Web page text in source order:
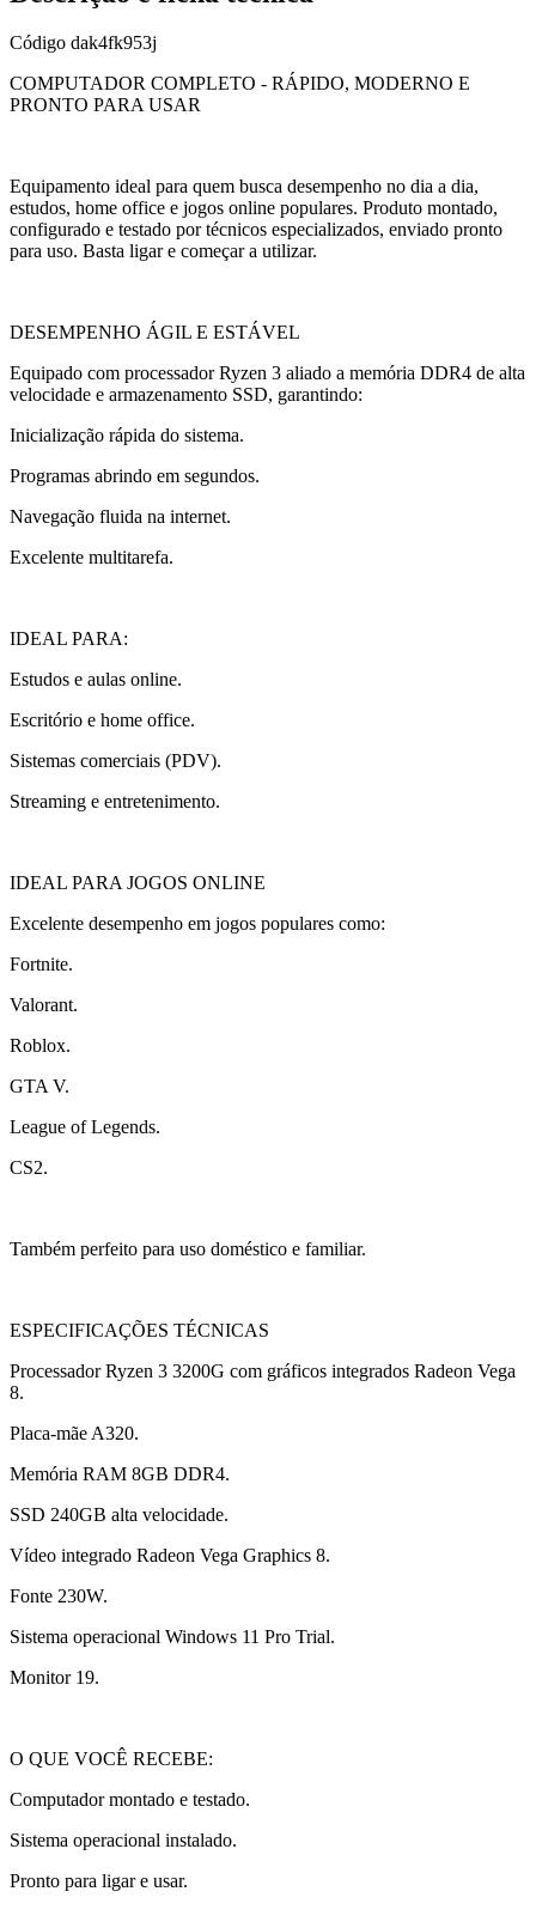
Código dak4fk953j
COMPUTADOR COMPLETO - RÁPIDO, MODERNO E
PRONTO PARA USAR
Equipamento ideal para quem busca desempenho no dia a dia,
estudos, home office e jogos online populares. Produto montado,
configurado e testado por técnicos especializados, enviado pronto
para uso. Basta ligar e começar a utilizar.
DESEMPENHO ÁGIL E ESTÁVEL
Equipado com processador Ryzen 3 aliado a memória DDR4 de alta
velocidade e armazenamento SSD, garantindo:
Inicialização rápida do sistema.
Programas abrindo em segundos.
Navegação fluida na internet.
Excelente multitarefa.
IDEAL PARA:
Estudos e aulas online.
Escritório e home office.
Sistemas comerciais (PDV).
Streaming e entretenimento.
IDEAL PARA JOGOS ONLINE
Excelente desempenho em jogos populares como:
Fortnite.
Valorant.
Roblox.
GTA V.
League of Legends.
CS2.
Também perfeito para uso doméstico e familiar.
ESPECIFICAÇÕES TÉCNICAS
Processador Ryzen 3 3200G com gráficos integrados Radeon Vega
8.
Placa-mãe A320.
Memória RAM 8GB DDR4.
SSD 240GB alta velocidade.
Vídeo integrado Radeon Vega Graphics 8.
Fonte 230W.
Sistema operacional Windows 11 Pro Trial.
Monitor 19.
O QUE VOCÊ RECEBE:
Computador montado e testado.
Sistema operacional instalado.
Pronto para ligar e usar.